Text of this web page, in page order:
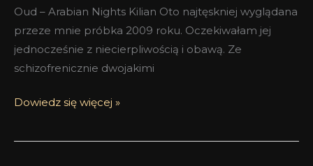
Oud – Arabian Nights Kilian Oto najtęskniej wyglądana
przeze mnie próbka 2009 roku. Oczekiwałam jej
jednocześnie z niecierpliwością i obawą. Ze
schizofrenicznie dwojakimi
Dowiedz się więcej »